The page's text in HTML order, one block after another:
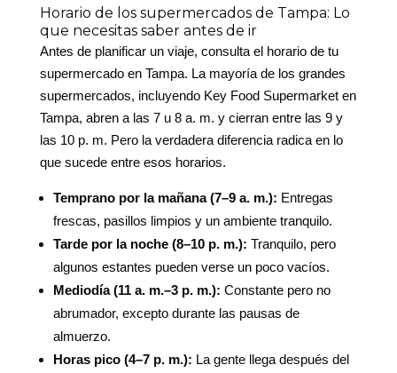
Horario de los supermercados de Tampa: Lo
que necesitas saber antes de ir
Antes de planificar un viaje, consulta el horario de tu
supermercado en Tampa. La mayoría de los grandes
supermercados, incluyendo Key Food Supermarket en
Tampa, abren a las 7 u 8 a. m. y cierran entre las 9 y
las 10 p. m. Pero la verdadera diferencia radica en lo
que sucede entre esos horarios.
Temprano por la mañana (7–9 a. m.): Entregas
frescas, pasillos limpios y un ambiente tranquilo.
Tarde por la noche (8–10 p. m.): Tranquilo, pero
algunos estantes pueden verse un poco vacíos.
Mediodía (11 a. m.–3 p. m.): Constante pero no
abrumador, excepto durante las pausas de
almuerzo.
Horas pico (4–7 p. m.): La gente llega después del